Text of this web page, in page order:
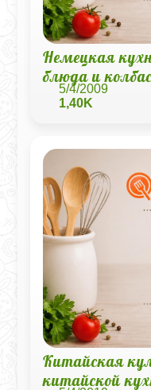
Немецкая
блюда и
5/4/2009
1,40K
Китайская
китайской